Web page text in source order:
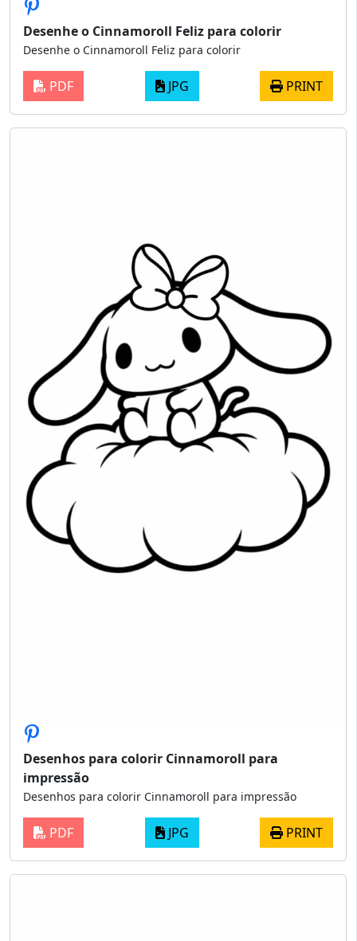
Desenhe o Cinnamoroll Feliz para colorir
Desenhe o Cinnamoroll Feliz para colorir
PDF JPG PRINT
Desenhos para colorir Cinnamoroll para
impressão
Desenhos para colorir Cinnamoroll para impressão
PDF JPG PRINT